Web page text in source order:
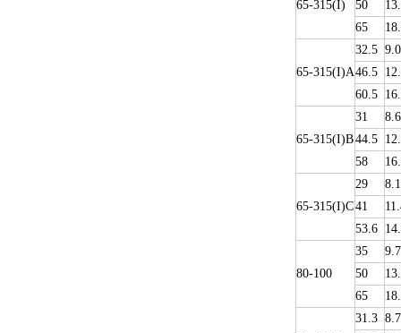
65-315(I) 50
65
65-315(I)A
32.5 9.0
46.5
60.5
65-315(I)B
31
8.6
44.5
58
65-315(I)C
29
8.1
41
53.6
80-100
35
50
65
31.3 8.7